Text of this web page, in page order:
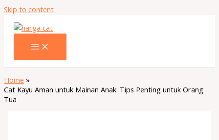
Skip to content
Home
Cat Kayu Aman untuk Mainan Anak: Tips Penting untuk Orang
Tua